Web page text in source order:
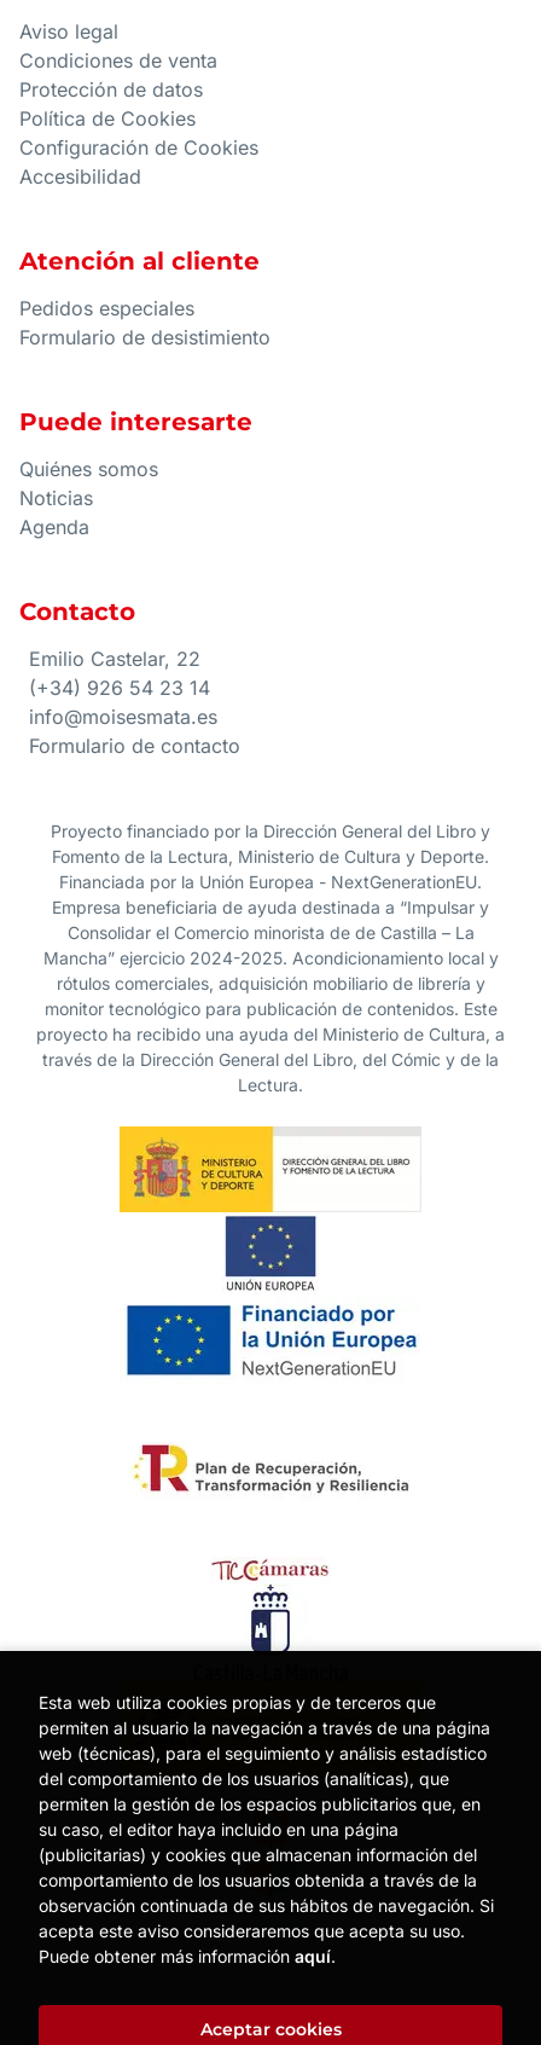
Aviso legal
Condiciones de venta
Protección de datos
Política de Cookies
Configuración de Cookies
Accesibilidad
Atención al cliente
Pedidos especiales
Formulario de desistimiento
Puede interesarte
Quiénes somos
Noticias
Agenda
Contacto
Emilio Castelar, 22
(+34) 926 54 23 14
info@moisesmata.es
Formulario de contacto
Proyecto financiado por la Dirección General del Libro y
Fomento de la Lectura, Ministerio de Cultura y Deporte.
Financiada por la Unión Europea - NextGenerationEU.
Empresa beneficiaria de ayuda destinada a “Impulsar y
Consolidar el Comercio minorista de de Castilla – La
Mancha” ejercicio 2024-2025. Acondicionamiento local y
rótulos comerciales, adquisición mobiliario de librería y
monitor tecnológico para publicación de contenidos. Este
proyecto ha recibido una ayuda del Ministerio de Cultura, a
través de la Dirección General del Libro, del Cómic y de la
Lectura.
Esta web utiliza cookies propias y de terceros que
permiten al usuario la navegación a través de una página
web (técnicas), para el seguimiento y análisis estadístico
del comportamiento de los usuarios (analíticas), que
permiten la gestión de los espacios publicitarios que, en
su caso, el editor haya incluido en una página
(publicitarias) y cookies que almacenan información del
comportamiento de los usuarios obtenida a través de la
observación continuada de sus hábitos de navegación. Si
acepta este aviso consideraremos que acepta su uso.
Puede obtener más información aquí.
Aceptar cookies